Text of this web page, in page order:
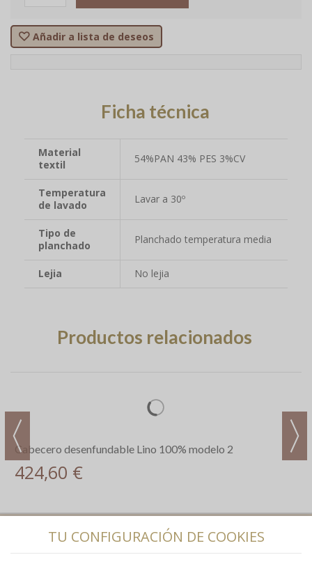
Añadir a lista de deseos
Ficha técnica
Material
textil
54%PAN 43% PES 3%CV
Temperatura
de lavado
Lavar a 30º
Tipo de
planchado
Planchado temperatura media
Lejia No lejia
Productos relacionados
Cabecero desenfundable Lino 100% modelo 2
424,60 €
InformationTU CONFIGURACIÓN DE COOKIES